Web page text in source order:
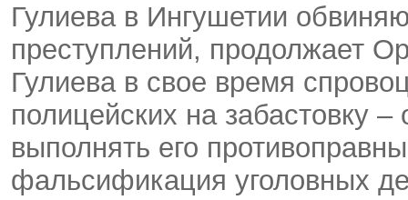
Гулиева в Ингушетии
преступлений, продолжает
Гулиева в свое время
полицейских на забастовку
выполнять его
фальсификация уголовных